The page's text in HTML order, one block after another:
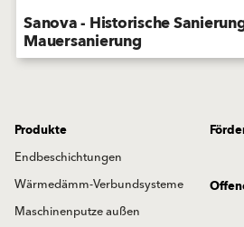
Sanova - Historische
Mauersanierung
Produkte
Endbeschichtungen
Wärmedämm-Verbundsysteme
Maschinenputze außen